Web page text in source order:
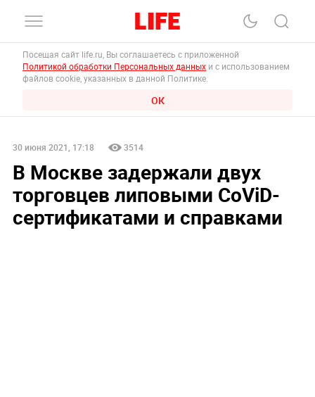
Посещая сайт life.ru, Вы соглашаетесь с приложенной
Политикой обработки Персональных данных и с использованием
файлов cookie, указанных в данной Политике.
ОК
30 июня 2021, 17:18 3514
В Москве задержали двух
торговцев липовыми CoViD-
сертификатами и справками